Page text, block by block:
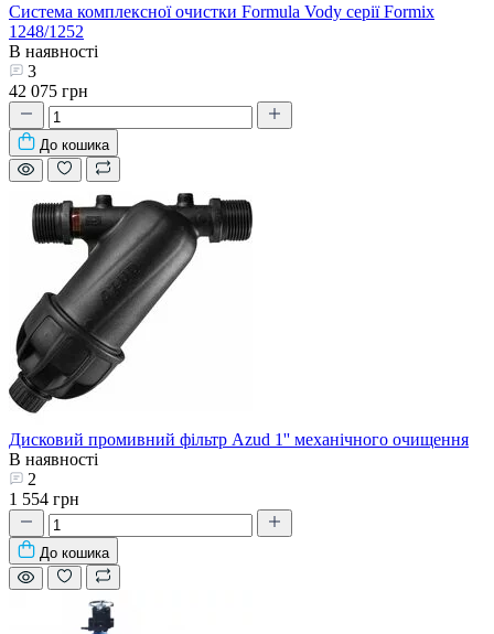
Система комплексної очистки Formula Vody серії Formix
1248/1252
В наявності
3
42 075 грн
До кошика
Дисковий промивний фільтр Azud 1'' механічного очищення
В наявності
2
1 554 грн
До кошика